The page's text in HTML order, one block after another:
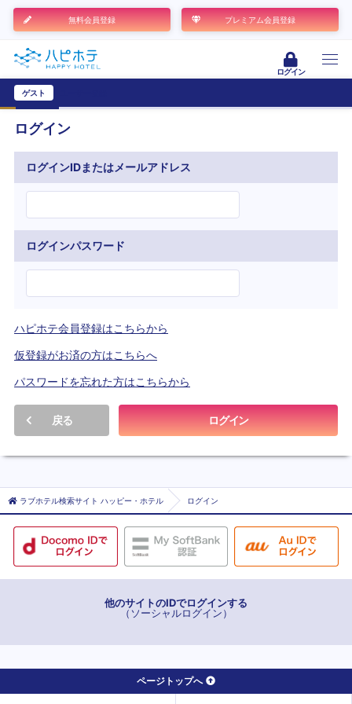
無料会員登録 プレミアム会員登録
ログイン
ゲスト
ログイン
ログインIDまたはメールアドレス
ログインパスワード
ハピホテ会員登録はこちらから
仮登録がお済の方はこちらへ
パスワードを忘れた方はこちらから
戻る ログイン
ラブホテル検索サイト ハッピー・ホテル ログイン
他のサイトのIDでログインする
（ソーシャルログイン）
ページトップへ